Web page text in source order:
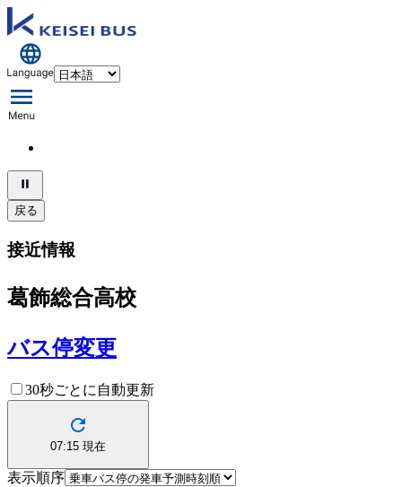
戻る
接近情報
葛飾総合高校
バス停変更
30秒ごとに自動更新
07:15 現在
表示順序